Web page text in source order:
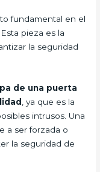
fundamental en el
pieza es la
la seguridad
de una puerta
, ya que es la
intrusos. Una
a ser forzada o
la seguridad de